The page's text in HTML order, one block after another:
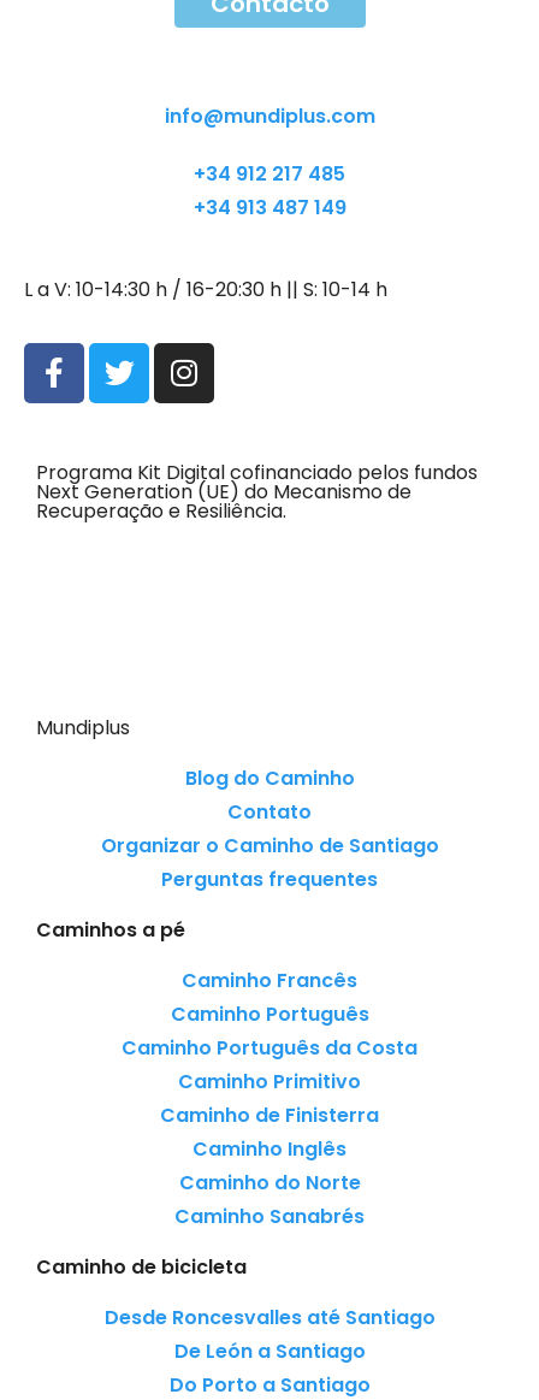
info@mundiplus.com
+34 912 217 485
+34 913 487 149
L a V: 10-14:30 h / 16-20:30 h || S: 10-14 h
Programa Kit Digital cofinanciado pelos fundos
Next Generation (UE) do Mecanismo de
Recuperação e Resiliência.
Mundiplus
Blog do Caminho
Contato
Organizar o Caminho de Santiago
Perguntas frequentes
Caminhos a pé
Caminho Francês
Caminho Português
Caminho Português da Costa
Caminho Primitivo
Caminho de Finisterra
Caminho Inglês
Caminho do Norte
Caminho Sanabrés
Caminho de bicicleta
Desde Roncesvalles até Santiago
De León a Santiago
Do Porto a Santiago